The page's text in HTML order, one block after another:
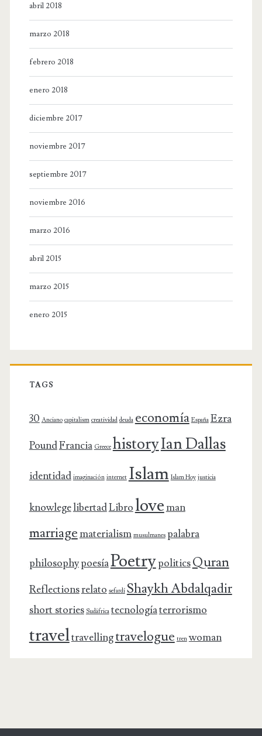
abril 2018
marzo 2018
febrero 2018
enero 2018
diciembre 2017
noviembre 2017
septiembre 2017
noviembre 2016
marzo 2016
abril 2015
marzo 2015
enero 2015
TAGS
30 Anciano capitalism creatividad deuda economía España Ezra
PoundFrancia Greece historyIan Dallas
identidad imaginación internet Islam Islam Hoy justicia
knowlegelibertadLibrolove man
marriage materialism musulmanes palabra
philosophypoesíaPoetrypoliticsQuran
Reflectionsrelato sefardí Shaykh Abdalqadir
short stories Sudáfrica tecnologíaterrorismo
traveltravellingtravelogue tren woman